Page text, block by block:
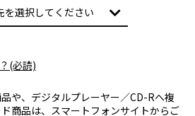
(必読)
や、デジタルプレーヤー／CD-Rへ複
商品は、スマートフォンサイトからご